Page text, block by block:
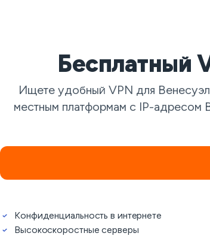
Бесплатный
Ищете удобный VPN для
местным платформам с IP-адресом
Конфиденциальность в интернете
Высокоскоростные серверы